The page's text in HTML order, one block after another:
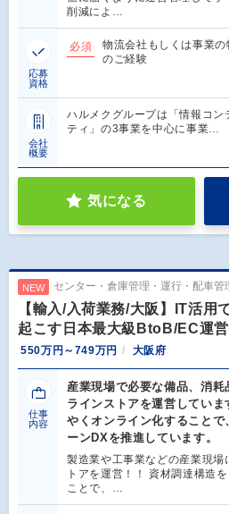
削減によ…
応募
資格
必須
物流会社もしくは事業
のご経験
会社
概要
ハルメクグループは「情報コ
ティ」の3事業を中心に事業…
気になる
NEW センター・倉庫管理・運行・配車管
【輸入/入荷業務/大阪】IT活用
起こす日本最大級BtoB/EC運
550万円～749万円 大阪府
仕事
内容
産業現場で必要な備品、消
ラインストアを運営してい
やくオンライン化すること
ーンDXを推進しています。
製造業や工事業などの産業現
トアを運営！！ 資材調達構造
ことで、…